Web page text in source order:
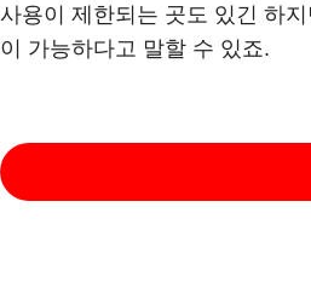
사용이 제한되는 곳도 있긴 하
이 가능하다고 말할 수 있죠.